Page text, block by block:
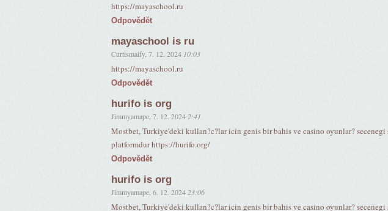
https://mayaschool.ru
Odpovědět
mayaschool is ru
Curtismaify, 7. 12. 2024 10:03
https://mayaschool.ru
Odpovědět
hurifo is org
Jimmyamape 7. 12. 2024 2:41
Mostbet, Turkiye'deki kullan?c?lar icin genis bir bahis ve casino oyunlar?
platformdur https://hurifo.org/
Odpovědět
hurifo is org
Jimmyamape 6. 12. 2024 23:06
Mostbet, Turkiye'deki kullan?c?lar icin genis bir bahis ve casino oyunlar?